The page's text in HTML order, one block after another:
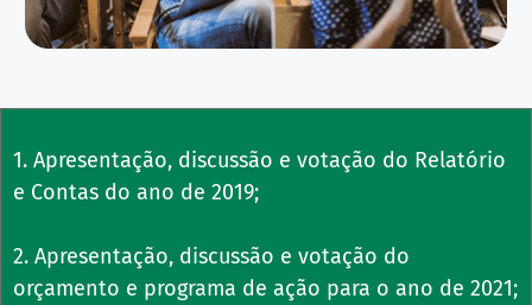
1. Apresentação, discussão e votação do Relatório
e Contas do ano de 2019;
2. Apresentação, discussão e votação do
orçamento e programa de ação para o ano de 2021;